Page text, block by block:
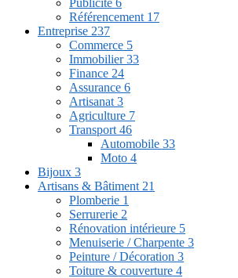
Référencement 17
Entreprise 237
Commerce 5
Immobilier33
Finance 24
Assurance 6
Artisanat 3
Agriculture 7
Transport 46
Automobile 33
Moto 4
Bijoux 3
Artisans & Bâtiment 21
Plomberie 1
Serrurerie 2
Rénovation intérieure 5
Menuiserie / Charpente 3
Peinture / Décoration 3
Toiture & couverture 4